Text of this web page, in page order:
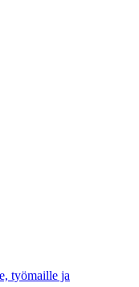
työmaille ja